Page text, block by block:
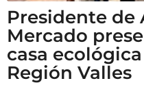
Presidente de
Mercado
casa
Región Valles